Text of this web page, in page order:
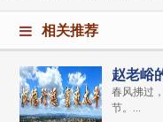
相关推荐
赵老峪
春风拂过
节。...